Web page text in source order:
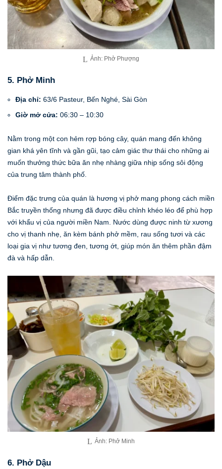
Ảnh: Phở Phượng
5. Phở Minh
Địa chỉ: 63/6 Pasteur, Bến Nghé, Sài Gòn
Giờ mở cửa: 06:30 – 10:30
Nằm trong một con hẻm rợp bóng cây, quán mang đến không
gian khá yên tĩnh và gần gũi, tạo cảm giác thư thái cho những ai
muốn thưởng thức bữa ăn nhẹ nhàng giữa nhịp sống sôi động
của trung tâm thành phố.
Điểm đặc trưng của quán là hương vị phở mang phong cách miền
Bắc truyền thống nhưng đã được điều chỉnh khéo léo để phù hợp
với khẩu vị của người miền Nam. Nước dùng được ninh từ xương
cho vị thanh nhẹ, ăn kèm bánh phở mềm, rau sống tươi và các
loại gia vị như tương đen, tương ớt, giúp món ăn thêm phần đậm
đà và hấp dẫn.
Ảnh: Phở Minh
6. Phở Dậu